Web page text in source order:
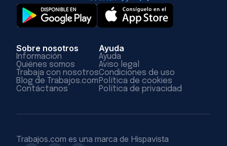
Sobre nosotros
Información
Quiénes somos
Trabaja con nosotros
Blog de Trabajos.com
Contáctanos
Ayuda
Ayuda
Aviso legal
Condiciones de uso
Política de cookies
Política de privacidad
Trabajos.com es una marca de Hispavista